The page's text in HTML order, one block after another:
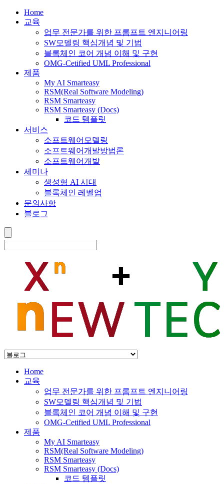
Home
교육
업무 전문가를 위한 프롬프트 엔지니어링
SW모델링 핵심개념 및 기법
블록체인 코어 개념 이해 및 구현
OMG-Cetified UML Professional
제품
My AI Smarteasy
RSM(Real Software Modeling)
RSM Smarteasy
RSM Smarteasy (Docs)
코드 템플릿
서비스
소프트웨어모델링
소프트웨어개발방법론
소프트웨어개발
세미나
생성형 AI 시대
블록체인 레벨업
문의사항
블로그
Home
교육
업무 전문가를 위한 프롬프트 엔지니어링
SW모델링 핵심개념 및 기법
블록체인 코어 개념 이해 및 구현
OMG-Cetified UML Professional
제품
My AI Smarteasy
RSM(Real Software Modeling)
RSM Smarteasy
RSM Smarteasy (Docs)
코드 템플릿